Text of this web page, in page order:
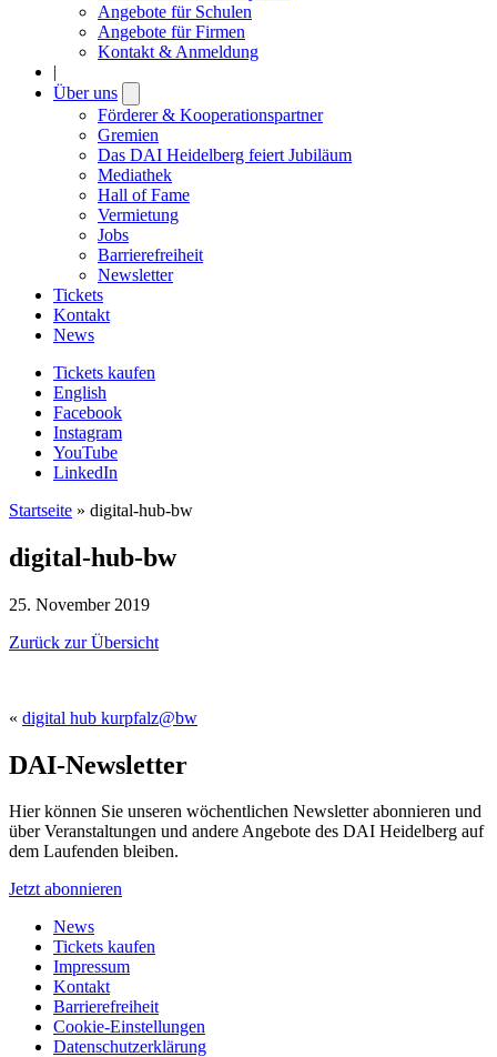
Angebote für Schulen
Angebote für Firmen
Kontakt & Anmeldung
|
Über uns
submenu
Förderer & Kooperationspartner
Gremien
Das DAI Heidelberg feiert Jubiläum
Mediathek
Hall of Fame
Vermietung
Jobs
Barrierefreiheit
Newsletter
Tickets
Kontakt
News
Tickets kaufen
English
Facebook
Instagram
YouTube
LinkedIn
Startseite » digital-hub-bw
digital-hub-bw
25. November 2019
Zurück zur Übersicht
« digital hub kurpfalz@bw
DAI-Newsletter
Hier können Sie unseren wöchentlichen Newsletter abonnieren und
über Veranstaltungen und andere Angebote des DAI Heidelberg auf
dem Laufenden bleiben.
Jetzt abonnieren
News
Tickets kaufen
Impressum
Kontakt
Barrierefreiheit
Cookie-Einstellungen
Datenschutzerklärung